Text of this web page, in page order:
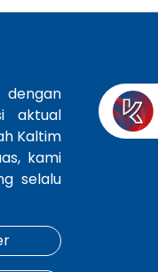
aktual
Kaltim
kami
selalu